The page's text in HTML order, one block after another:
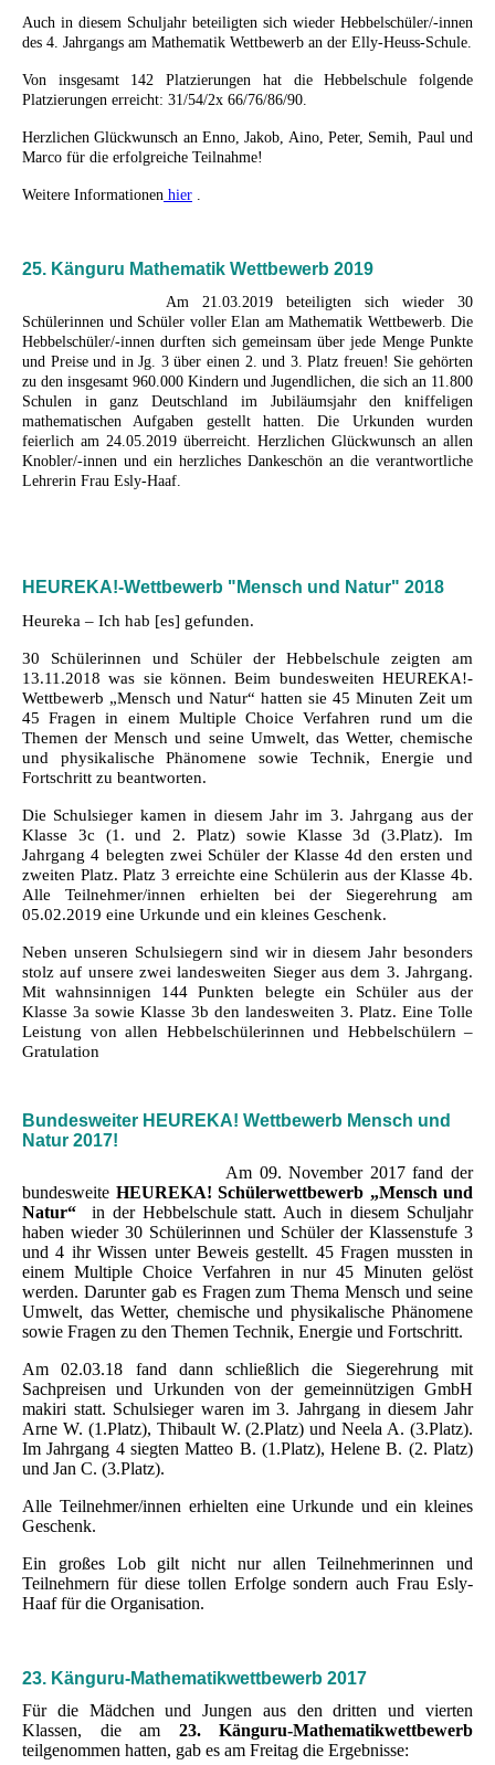
Auch in diesem Schuljahr beteiligten sich wieder Hebbelschüler/-innen
des 4. Jahrgangs am Mathematik Wettbewerb an der Elly-Heuss-Schule.
Von insgesamt 142 Platzierungen hat die Hebbelschule folgende
Platzierungen erreicht: 31/54/2x 66/76/86/90.
Herzlichen Glückwunsch an Enno, Jakob, Aino, Peter, Semih, Paul und
Marco für die erfolgreiche Teilnahme!
Weitere Informationen hier
25. Känguru Mathematik Wettbewerb 2019
Am 21.03.2019 beteiligten sich wieder 30
Schülerinnen und Schüler voller Elan am Mathematik Wettbewerb. Die
Hebbelschüler/-innen durften sich gemeinsam über jede Menge Punkte
und Preise und in Jg. 3 über einen 2. und 3. Platz freuen! Sie gehörten
zu den insgesamt 960.000 Kindern und Jugendlichen, die sich an 11.800
Schulen in ganz Deutschland im Jubiläumsjahr den kniffeligen
mathematischen Aufgaben gestellt hatten. Die Urkunden wurden
feierlich am 24.05.2019 überreicht. Herzlichen Glückwunsch an allen
Knobler/-innen und ein herzliches Dankeschön an die verantwortliche
Lehrerin Frau Esly-Haaf.
HEUREKA!-Wettbewerb "Mensch und Natur" 2018
Heureka – Ich hab [es] gefunden.
30 Schülerinnen und Schüler der Hebbelschule zeigten am
13.11.2018 was sie können. Beim bundesweiten HEUREKA!-
Wettbewerb „Mensch und Natur“ hatten sie 45 Minuten Zeit um
45 Fragen in einem Multiple Choice Verfahren rund um die
Themen der Mensch und seine Umwelt, das Wetter, chemische
und physikalische Phänomene sowie Technik, Energie und
Fortschritt zu beantworten.
Die Schulsieger kamen in diesem Jahr im 3. Jahrgang aus der
Klasse 3c (1. und 2. Platz) sowie Klasse 3d (3.Platz). Im
Jahrgang 4 belegten zwei Schüler der Klasse 4d den ersten und
zweiten Platz. Platz 3 erreichte eine Schülerin aus der Klasse 4b.
Alle Teilnehmer/innen erhielten bei der Siegerehrung am
05.02.2019 eine Urkunde und ein kleines Geschenk.
Neben unseren Schulsiegern sind wir in diesem Jahr besonders
stolz auf unsere zwei landesweiten Sieger aus dem 3. Jahrgang.
Mit wahnsinnigen 144 Punkten belegte ein Schüler aus der
Klasse 3a sowie Klasse 3b den landesweiten 3. Platz. Eine Tolle
Leistung von allen Hebbelschülerinnen und Hebbelschülern –
Gratulation
Bundesweiter HEUREKA! Wettbewerb Mensch und
Natur 2017!
Am 09. November 2017 fand der
bundesweite HEUREKA! Schülerwettbewerb „Mensch und
Natur“ in der Hebbelschule statt. Auch in diesem Schuljahr
haben wieder 30 Schülerinnen und Schüler der Klassenstufe 3
und 4 ihr Wissen unter Beweis gestellt. 45 Fragen mussten in
einem Multiple Choice Verfahren in nur 45 Minuten gelöst
werden. Darunter gab es Fragen zum Thema Mensch und seine
Umwelt, das Wetter, chemische und physikalische Phänomene
sowie Fragen zu den Themen Technik, Energie und Fortschritt.
Am 02.03.18 fand dann schließlich die Siegerehrung mit
Sachpreisen und Urkunden von der gemeinnützigen GmbH
makiri statt. Schulsieger waren im 3. Jahrgang in diesem Jahr
Arne W. (1.Platz), Thibault W. (2.Platz) und Neela A. (3.Platz).
Im Jahrgang 4 siegten Matteo B. (1.Platz), Helene B. (2. Platz)
und Jan C. (3.Platz).
Alle Teilnehmer/innen erhielten eine Urkunde und ein kleines
Geschenk.
Ein großes Lob gilt nicht nur allen Teilnehmerinnen und
Teilnehmern für diese tollen Erfolge sondern auch Frau Esly-
Haaf für die Organisation.
23. Känguru-Mathematikwettbewerb 2017
Für die Mädchen und Jungen aus den dritten und vierten
Klassen, die am 23. Känguru-Mathematikwettbewerb
teilgenommen hatten, gab es am Freitag die Ergebnisse: